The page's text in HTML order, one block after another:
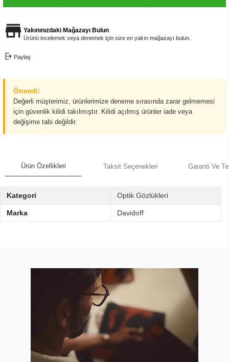
Yakınınızdaki Mağazayı Bulun
Ürünü incelemek veya denemek için size en yakın mağazayı bulun.
Paylaş
Önemli:
Değerli müşterimiz, ürünlerimize deneme sırasında zarar gelmemesi
için güvenlik kilidi takılmıştır. Kilidi açılmış ürünler iade veya
değişime tabi değildir.
Ürün Özellikleri Taksit Seçenekleri Garanti Ve
Kategori Optik Gözlükleri
Marka Davidoff